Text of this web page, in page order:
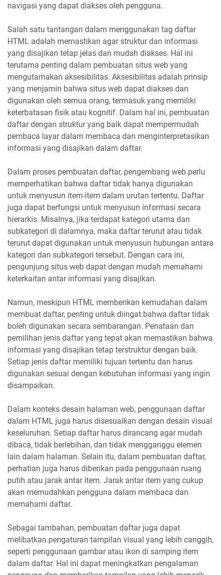
navigasi yang dapat diakses oleh pengguna.
Salah satu tantangan dalam menggunakan tag daftar
HTML adalah memastikan agar struktur dan informasi
yang disajikan tetap jelas dan mudah diakses. Hal ini
terutama penting dalam pembuatan situs web yang
mengutamakan aksesibilitas. Aksesibilitas adalah prinsip
yang menjamin bahwa situs web dapat diakses dan
digunakan oleh semua orang, termasuk yang memiliki
keterbatasan fisik atau kognitif. Dalam hal ini, pembuatan
daftar dengan struktur yang baik dapat mempermudah
pembaca layar dalam membaca dan menginterpretasikan
informasi yang disajikan dalam daftar.
Dalam proses pembuatan daftar, pengembang web perlu
memperhatikan bahwa daftar tidak hanya digunakan
untuk menyusun item-item dalam urutan tertentu. Daftar
juga dapat berfungsi untuk menyusun informasi secara
hierarkis. Misalnya, jika terdapat kategori utama dan
subkategori di dalamnya, maka daftar terurut atau tidak
terurut dapat digunakan untuk menyusun hubungan antara
kategori dan subkategori tersebut. Dengan cara ini,
pengunjung situs web dapat dengan mudah memahami
keterkaitan antar informasi yang disajikan.
Namun, meskipun HTML memberikan kemudahan dalam
membuat daftar, penting untuk diingat bahwa daftar tidak
boleh digunakan secara sembarangan. Penataan dan
pemilihan jenis daftar yang tepat akan memastikan bahwa
informasi yang disajikan tetap terstruktur dengan baik.
Setiap jenis daftar memiliki tujuan tertentu dan harus
digunakan sesuai dengan kebutuhan informasi yang ingin
disampaikan.
Dalam konteks desain halaman web, penggunaan daftar
dalam HTML juga harus disesuaikan dengan desain visual
keseluruhan. Setiap daftar harus dirancang agar mudah
dibaca, tidak berlebihan, dan tidak mengganggu elemen
lain dalam halaman. Selain itu, dalam pembuatan daftar,
perhatian juga harus diberikan pada penggunaan ruang
putih atau jarak antar item. Jarak antar item yang cukup
akan memudahkan pengguna dalam membaca dan
memahami daftar.
Sebagai tambahan, pembuatan daftar juga dapat
melibatkan pengaturan tampilan visual yang lebih canggih,
seperti penggunaan gambar atau ikon di samping item
dalam daftar. Hal ini dapat meningkatkan pengalaman